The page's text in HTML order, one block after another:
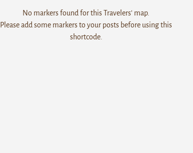
No markers found for this Travelers' map.
Please add some markers to your posts before using this
shortcode.